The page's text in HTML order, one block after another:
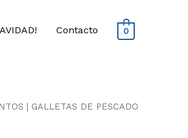
Contacto 0
| GALLETAS DE PESCADO